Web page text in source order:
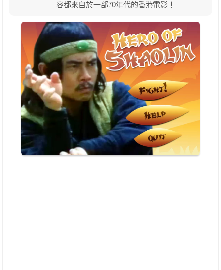
容都來自於一部70年代的香港電影！